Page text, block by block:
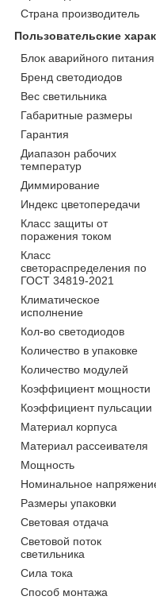
Страна производитель
Пользовательские
Блок аварийного питания
Бренд светодиодов
Вес светильника
Габаритные размеры
Гарантия
Диапазон рабочих
температур
Диммирование
Индекс цветопередачи
Класс защиты от
поражения током
Класс
светораспределения по
ГОСТ 34819-2021
Климатическое
исполнение
Кол-во светодиодов
Количество в упаковке
Количество модулей
Коэффициент мощности
Коэффициент пульсации
Материал корпуса
Материал рассеивателя
Мощность
Номинальное
Размеры упаковки
Световая отдача
Световой поток
светильника
Сила тока
Способ монтажа